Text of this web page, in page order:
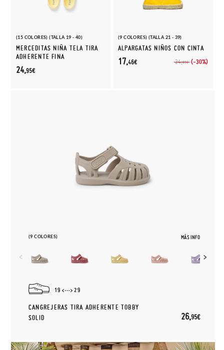
(15 COLORES) (TALLA 19 - 40)
MERCEDITAS NIÑA TELA TIRA
ADHERENTE FINA
24,95€
(9 COLORES) (TALLA 21 - 39)
ALPARGATAS NIÑOS CON CINTA
24,95€ (-30%)
17,46€
(9 COLORES) MÁS INFO
19 29
CANGREJERAS TIRA ADHERENTE TOBBY
SOLID
26,95€